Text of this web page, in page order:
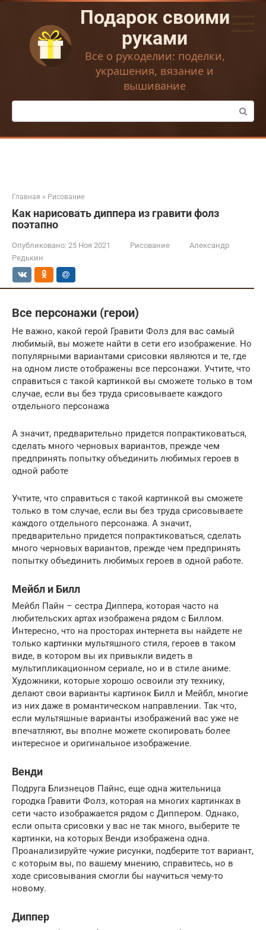
Перейти
контенту
Подарок своими
руками
Все о рукоделии: поделки,
украшения, вязание и
вышивание
Поиск:
Главная » Рисование
Как нарисовать диппера из гравити фолз
поэтапно
Опубликовано: 25 Ноя 2021 Рисование
Александр
Редькин
Все персонажи (герои)
Не важно, какой герой Гравити Фолз для вас самый
любимый, вы можете найти в сети его изображение. Но
популярными вариантами срисовки являются и те, где
на одном листе отображены все персонажи. Учтите, что
справиться с такой картинкой вы сможете только в том
случае, если вы без труда срисовываете каждого
отдельного персонажа
А значит, предварительно придется попрактиковаться,
сделать много черновых вариантов, прежде чем
предпринять попытку объединить любимых героев в
одной работе
Учтите, что справиться с такой картинкой вы сможете
только в том случае, если вы без труда срисовываете
каждого отдельного персонажа. А значит,
предварительно придется попрактиковаться, сделать
много черновых вариантов, прежде чем предпринять
попытку объединить любимых героев в одной работе.
Мейбл и Билл
Мейбл Пайн – сестра Диппера, которая часто на
любительских артах изображена рядом с Биллом.
Интересно, что на просторах интернета вы найдете не
только картинки мультяшного стиля, героев в таком
виде, в котором вы их привыкли видеть в
мультипликационном сериале, но и в стиле аниме.
Художники, которые хорошо освоили эту технику,
делают свои варианты картинок Билл и Мейбл, многие
из них даже в романтическом направлении. Так что,
если мультяшные варианты изображений вас уже не
впечатляют, вы вполне можете скопировать более
интересное и оригинальное изображение.
Венди
Подруга Близнецов Пайнс, еще одна жительница
городка Гравити Фолз, которая на многих картинках в
сети часто изображается рядом с Диппером. Однако,
если опыта срисовки у вас не так много, выберите те
картинки, на которых Венди изображена одна.
Проанализируйте чужие рисунки, подберите тот вариант,
с которым вы, по вашему мнению, справитесь, но в
ходе срисовывания смогли бы научиться чему-то
новому.
Диппер